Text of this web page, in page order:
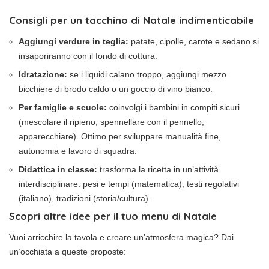
Consigli per un tacchino di Natale indimenticabile
Aggiungi verdure in teglia: patate, cipolle, carote e sedano si
insaporiranno con il fondo di cottura.
Idratazione: se i liquidi calano troppo, aggiungi mezzo
bicchiere di brodo caldo o un goccio di vino bianco.
Per famiglie e scuole: coinvolgi i bambini in compiti sicuri
(mescolare il ripieno, spennellare con il pennello,
apparecchiare). Ottimo per sviluppare manualità fine,
autonomia e lavoro di squadra.
Didattica in classe: trasforma la ricetta in un’attività
interdisciplinare: pesi e tempi (matematica), testi regolativi
(italiano), tradizioni (storia/cultura).
Scopri altre idee per il tuo menu di Natale
Vuoi arricchire la tavola e creare un’atmosfera magica? Dai
un’occhiata a queste proposte: